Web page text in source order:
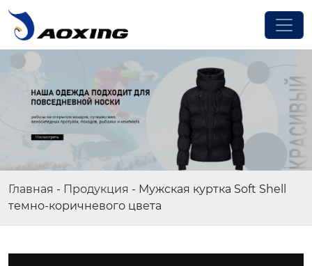
Главная - Продукция - Мужская куртка Soft Shell
темно-коричневого цвета